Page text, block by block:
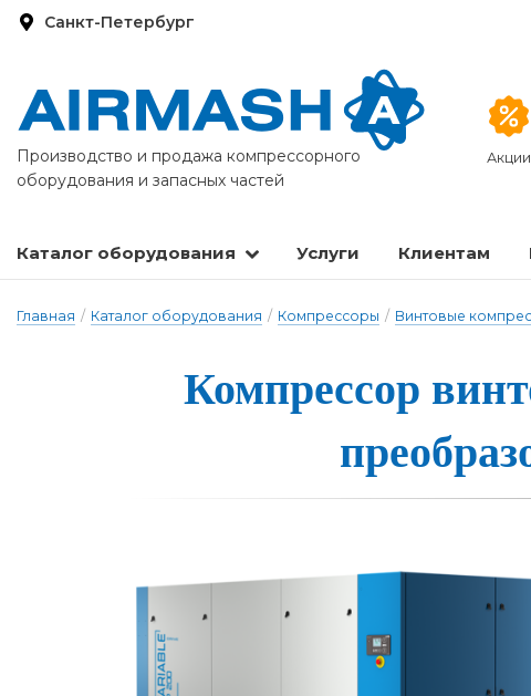
Санкт-Петербург
Производство и продажа компрессорного
оборудования и запасных частей
Акции
Каталог оборудования Услуги Клиентам
Главная / Каталог оборудования / Компрессоры / Винтовые
Компрессор